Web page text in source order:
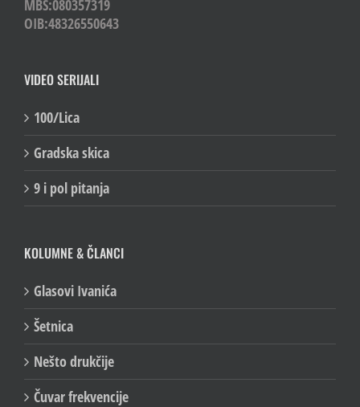
MBS:080357319
OIB:48326550643
VIDEO SERIJALI
100/Lica
Gradska skica
9 i pol pitanja
KOLUMNE & ČLANCI
Glasovi Ivanića
Šetnica
Nešto drukčije
Čuvar frekvencije